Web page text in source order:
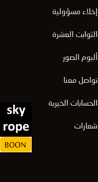
إخلاء مسؤولية
الثوابت العشرة
ألبوم الصور
تواصل معنا
الحسابات الخيرية
شعارات